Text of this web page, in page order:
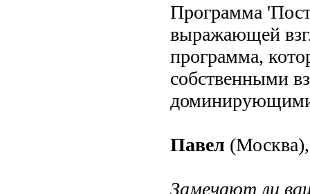
Программа
выражающей
программа,
собственными
Павел
Замечают ли